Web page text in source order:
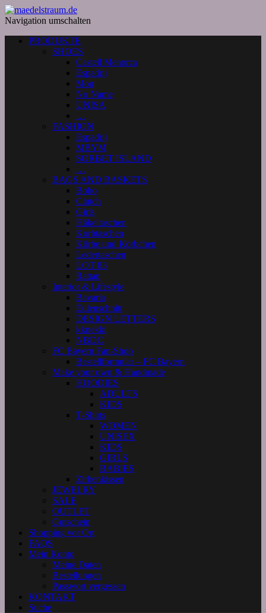
Navigation umschalten
PRODUKTE
SHOES
Castell Menorca
Espadrij
Mou
No Name
UNISA
…
FASHION
Espadrij
MBYM
SORBET ISLAND
…
BAGS AND BASKETS
Boho
Clutch
Girls
Häkeltaschen
Korbtaschen
Körbe und Körbchen
Ledertaschen
LOT 83
Rattan
Interior & Lifestyle
Bavaria
Eulenschnitt
DESIGN LETTERS
kknekki
NBDC
FC Bayern Fan-Shop
Bestellformular – FC Bayern
Make your own & Handmade
HOODIES
ADULTS
KIDS
T-Shirts
WOMEN
UNISEX
KIDS
GIRLS
BABIES
Zirbenkissen
JEWELRY
SALE
OUTLET
Gutschein
Shopping vor Ort
FAQS
Mein Konto
Meine Daten
Bestellungen
Passwort vergessen
KONTAKT
Suche